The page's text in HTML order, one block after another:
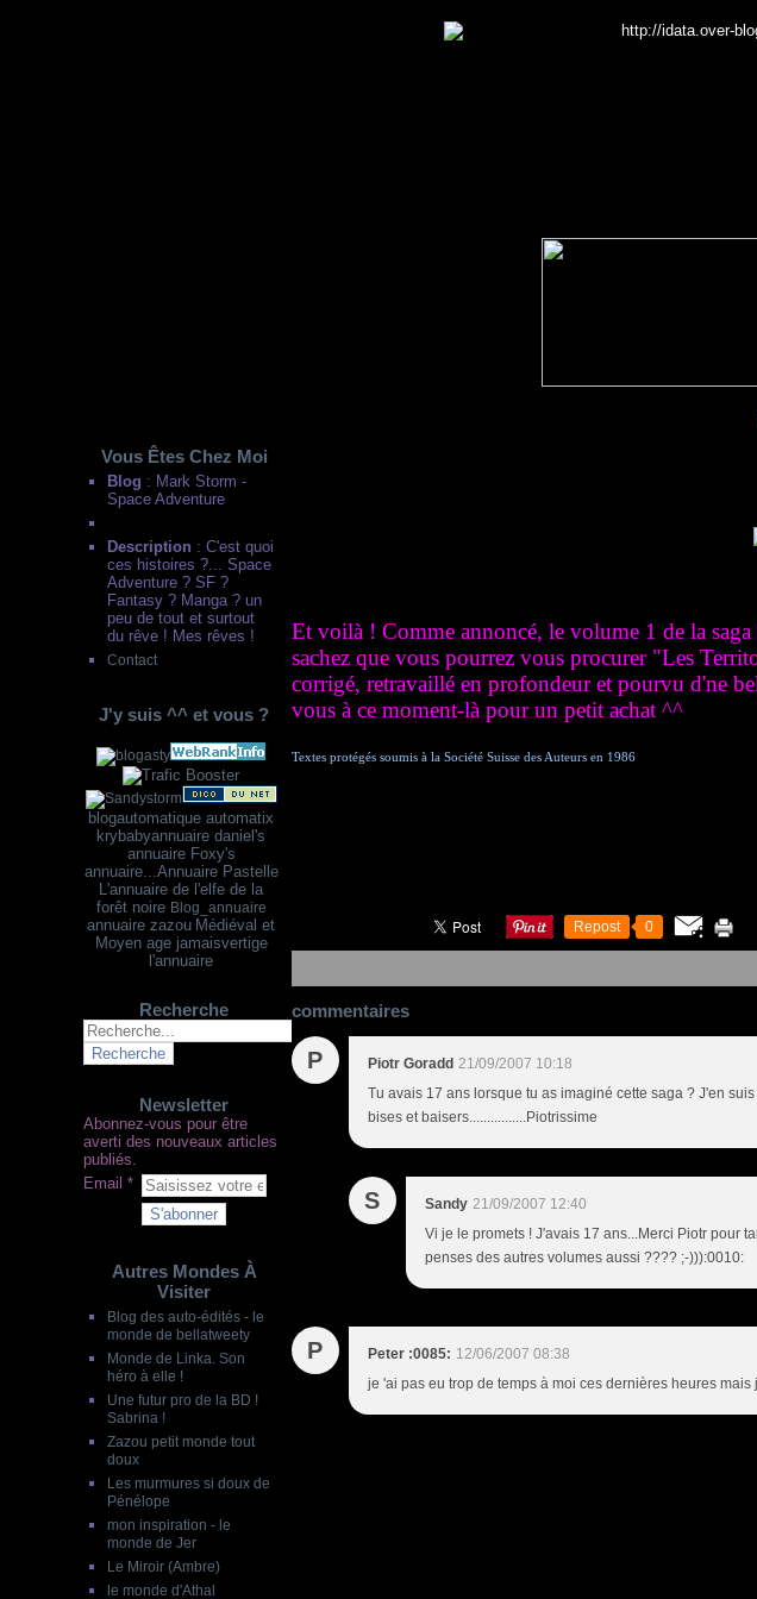
Vous Êtes Chez Moi
Blog : Mark Storm -
Space Adventure
Description : C'est quoi
ces histoires ?... Space
Adventure ? SF ?
Fantasy ? Manga ? un
peu de tout et surtout
du rêve ! Mes rêves !
Contact
J'y suis ^^ et vous ?
blogautomatique automatix
krybabyannuaire daniel's
annuaire Foxy's
annuaire...Annuaire Pastelle
L'annuaire de l'elfe de la
forêt noire Blog_annuaire
annuaire zazou Médiéval et
Moyen age jamaisvertige
l'annuaire
Recherche
Newsletter
Abonnez-vous pour être
averti des nouveaux articles
publiés.
Email
Autres Mondes À
Visiter
Blog des auto-édités - le
monde de bellatweety
Monde de Linka. Son
héro à elle !
Une futur pro de la BD !
Sabrina !
Zazou petit monde tout
doux
Les murmures si doux de
Pénélope
mon inspiration - le
monde de Jer
Le Miroir (Ambre)
le monde d'Athal
Et voilà ! Comme annoncé, le volume 1 de la
sachez que vous pourrez vous procurer "Les
corrigé, retravaillé en profondeur et pourvu d'ne
vous à ce moment-là pour un petit achat ^^
Textes protégés soumis à la Société Suisse des Auteurs en 1986
Repost 0
commentaires
P Piotr Goradd 21/09/2007 10:18
Tu avais 17 ans lorsque tu as imaginé cette saga ? J'en
bises et baisers................Piotrissime
S Sandy 21/09/2007 12:40
Vi je le promets ! J'avais 17 ans...Merci Piotr pour
penses des autres volumes aussi ???? ;-))):0010:
P Peter :0085: 12/06/2007 08:38
je 'ai pas eu trop de temps à moi ces dernières heures